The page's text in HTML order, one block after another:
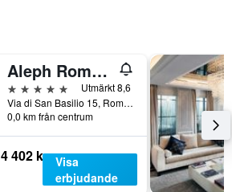
Aleph Rome Hotel, Curio Collection by Hilton
5 stjärnor
Utmärkt 8,6
Via di San Basilio 15, Rom, Italien
0,0 km från centrum
4 402 kr Visa
erbjudande